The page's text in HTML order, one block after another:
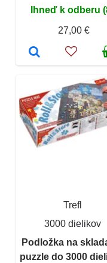
Ihneď k odberu
27,00 €
Trefl
3000 dielikov
Podložka na
puzzle do 3000